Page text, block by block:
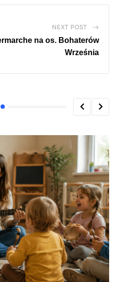
NEXT POST
na os. Bohaterów
Września